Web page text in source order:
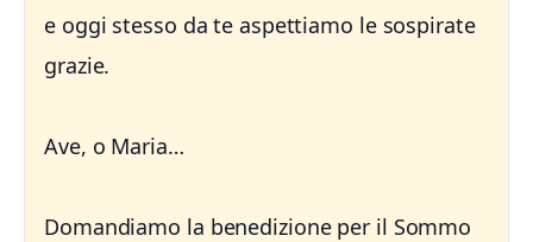
e oggi stesso da te aspettiamo le sospirate
grazie.
Ave, o Maria…
Domandiamo la benedizione per il Sommo